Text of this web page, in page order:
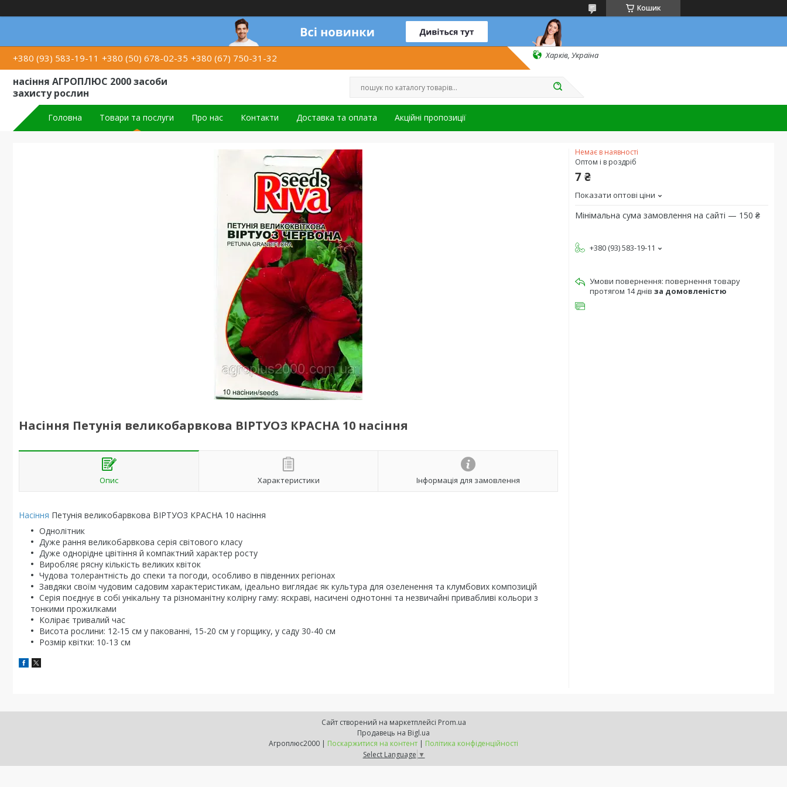
Кошик
+380 (93) 583-19-11 +380 (50) 678-02-35 +380 (67) 750-31-32 Харків, Україна
насіння АГРОПЛЮС 2000 засоби
захисту рослин
Головна Товари та послуги Про нас Контакти Доставка та оплата Акційні пропозиції
Насіння Петунія великобарвкова ВІРТУОЗ КРАСНА 10 насіння
Опис Характеристики Інформація для замовлення
Насіння Петунія великобарвкова ВІРТУОЗ КРАСНА 10 насіння
Однолітник
Дуже рання великобарвкова серія світового класу
Дуже однорідне цвітіння й компактний характер росту
Виробляє рясну кількість великих квіток
Чудова толерантність до спеки та погоди, особливо в південних регіонах
Завдяки своїм чудовим садовим характеристикам, ідеально виглядає як культура для озеленення та клумбових композицій
Серія поєднує в собі унікальну та різноманітну колірну гаму: яскраві, насичені однотонні та незвичайні привабливі кольори з
тонкими прожилками
Колірає тривалий час
Висота рослини: 12-15 см у пакованні, 15-20 см у горщику, у саду 30-40 см
Розмір квітки: 10-13 см
Немає в наявності
Оптом і в роздріб
7 ₴
Показати оптові ціни
Мінімальна сума замовлення на сайті — 150 ₴
+380 (93) 583-19-11
повернення товару
протягом 14 днів за домовленістю
Сайт створений на маркетплейсі Prom.ua
Продавець на Bigl.ua
Агроплюс2000 | Поскаржитися на контент | Політика конфіденційності
Select Language ▼